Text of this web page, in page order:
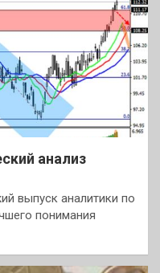
анализ
выпуск аналитики по
понимания